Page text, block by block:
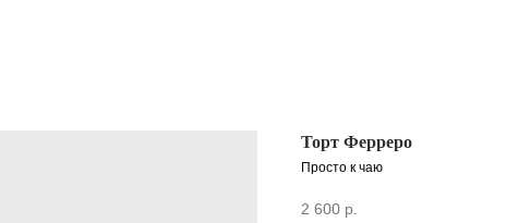
Торт Ферреро
Просто к чаю
2 600 р.